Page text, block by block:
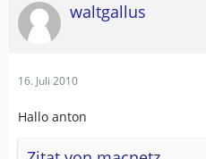
waltgallus
16. Juli 2010
Hallo anton